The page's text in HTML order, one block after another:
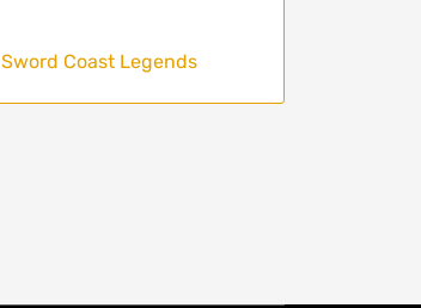
Sword Coast Legends